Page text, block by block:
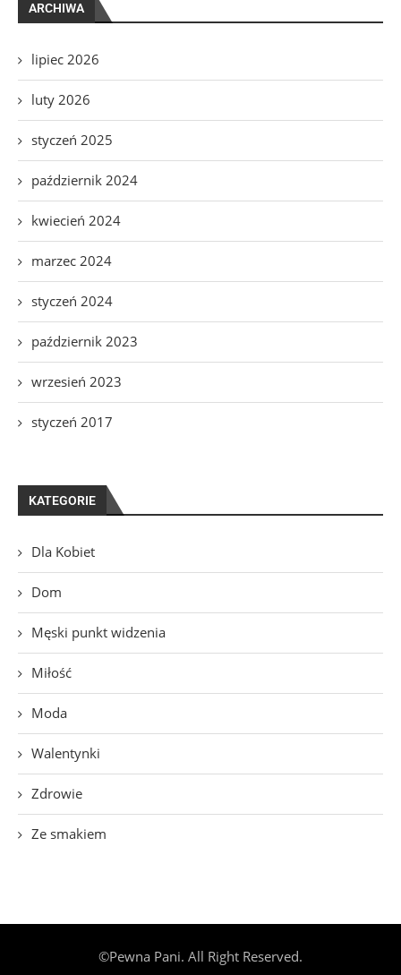
ARCHIWA
lipiec 2026
luty 2026
styczeń 2025
październik 2024
kwiecień 2024
marzec 2024
styczeń 2024
październik 2023
wrzesień 2023
styczeń 2017
KATEGORIE
Dla Kobiet
Dom
Męski punkt widzenia
Miłość
Moda
Walentynki
Zdrowie
Ze smakiem
©Pewna Pani. All Right Reserved.